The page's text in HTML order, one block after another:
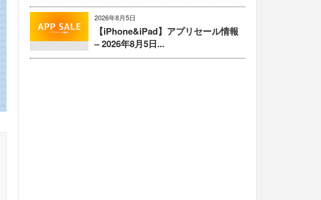
2026年8月5日
【iPhone&iPad】アプリセール情報
– 2026年8月5日...